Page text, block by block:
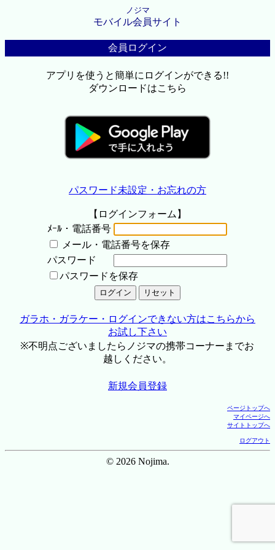
ノジマ
モバイル会員サイト
会員ログイン
アプリを使うと簡単にログインができる!!
ダウンロードはこちら
パスワード未設定・お忘れの方
【ログインフォーム】
ﾒｰﾙ・電話番号
メール・電話番号を保存
パスワード
パスワードを保存
ガラホ・ガラケー・ログインできない方はこちらから
お試し下さい
※不明点ございましたらノジマの携帯コーナーまでお
越しください。
新規会員登録
ページトップへ
マイページへ
サイトトップへ
ログアウト
© 2026 Nojima.